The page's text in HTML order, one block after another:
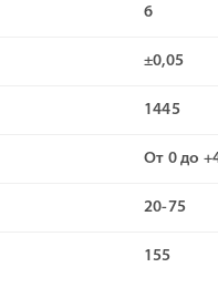
6
±0,05
1445
От 0 до
20-75
155